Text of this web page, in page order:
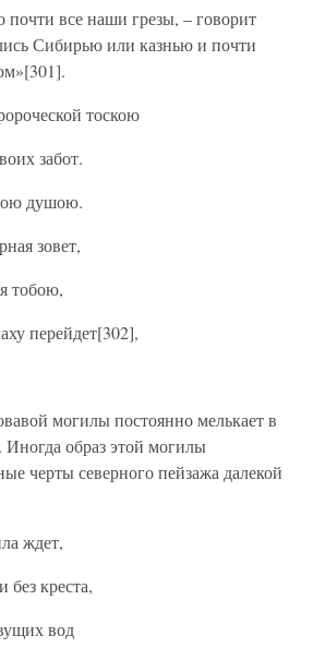
почти все наши грезы, – говорит
Сибирью или казнью и почти
тоскою
забот.
душою.
зовет,
тобою,
перейдет[302],
могилы постоянно мелькает в
Иногда образ этой могилы
черты северного пейзажа далекой
ждет,
креста,
вод